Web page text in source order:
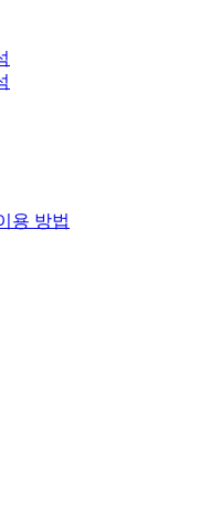
용 방법